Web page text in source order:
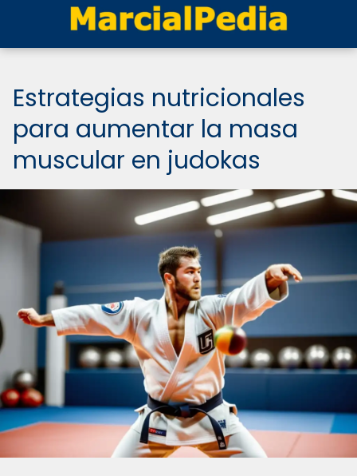
Estrategias nutricionales
para aumentar la masa
muscular en judokas